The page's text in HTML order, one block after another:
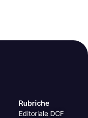
Rubriche
Editoriale DCF